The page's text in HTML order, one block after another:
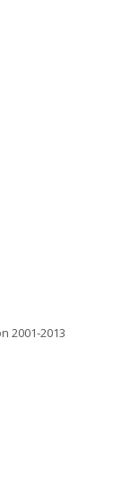
2001-2013